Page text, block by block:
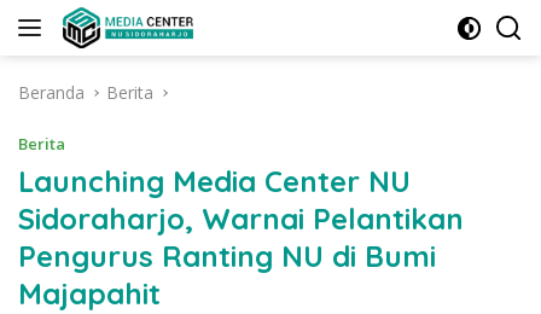
Langsung
Beranda
Berita
Berita
Launching Media Center NU
Sidoraharjo, Warnai Pelantikan
Pengurus Ranting NU di Bumi
Majapahit